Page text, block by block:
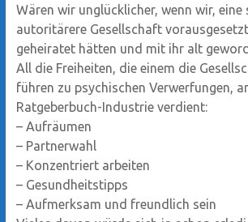
Wären wir unglücklicher, wenn wir, eine
autoritärere Gesellschaft
geheiratet hätten und mit ihr alt
All die Freiheiten, die einem die
führen zu psychischen Verwerfungen,
Ratgeberbuch-Industrie verdient:
– Aufräumen
– Partnerwahl
– Konzentriert arbeiten
– Gesundheitstipps
– Aufmerksam und freundlich sein